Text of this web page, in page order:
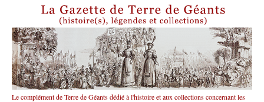
contenu
Le complément de Terre de Géants dédié à l'histoire et aux collections concernant les